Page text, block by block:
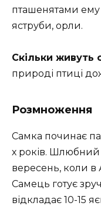
пташенятами ему
яструби, орли.
Скільки живуть
природі птиці
Розмноження
Самка починає
х років.
вересень, коли в
Самець готує
відкладає 10-15